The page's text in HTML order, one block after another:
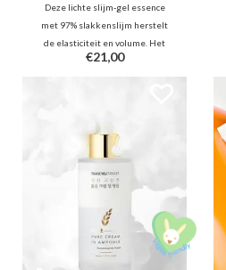
Deze lichte slijm-gel essence
met 97% slakkenslijm herstelt
de elasticiteit en volume. Het
glijdt over de huid en trekt snel
in. Samen met rijstextract
intensief wordt versterkt
€21,00